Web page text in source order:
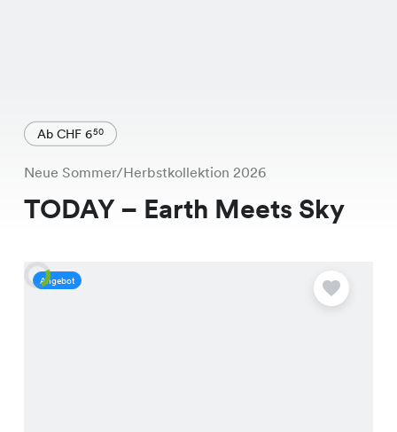
Ab CHF 650
Neue Sommer/Herbstkollektion 2026
TODAY – Earth Meets Sky
Angebot